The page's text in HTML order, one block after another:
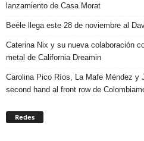
lanzamiento de Casa Morat
Beéle llega este 28 de noviembre al
Caterina Nix y su nueva colaboración
metal de California Dreamin
Carolina Pico Ríos, La Mafe Méndez y
second hand al front row de
Redes